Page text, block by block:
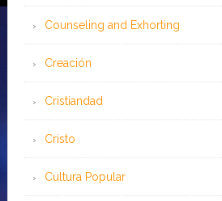
Counseling and Exhorting
Creación
Cristiandad
Cristo
Cultura Popular